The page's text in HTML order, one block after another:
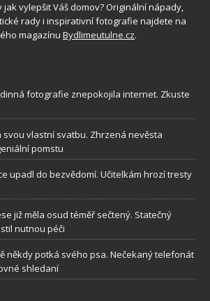
vylepšit Váš domov? Originální nápady,
rady i inspirativní fotografie najdete na
magazínu Bydlimeutulne.cz.
fotografie znepokojila internet. Zkuste
svou vlastní svatbu. Zhrzená nevěsta
pomstu
upadl do bezvědomí. Učitelkám hrozí tresty
již měla osud téměř sečtený. Statečný
nutnou péči
někdy potká svého psa. Nečekaný telefonát
shledaní